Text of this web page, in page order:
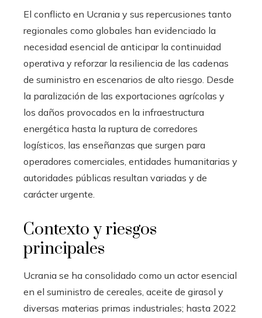
El conflicto en Ucrania y sus repercusiones tanto
regionales como globales han evidenciado la
necesidad esencial de anticipar la continuidad
operativa y reforzar la resiliencia de las cadenas
de suministro en escenarios de alto riesgo. Desde
la paralización de las exportaciones agrícolas y
los daños provocados en la infraestructura
energética hasta la ruptura de corredores
logísticos, las enseñanzas que surgen para
operadores comerciales, entidades humanitarias y
autoridades públicas resultan variadas y de
carácter urgente.
Contexto y riesgos
principales
Ucrania se ha consolidado como un actor esencial
en el suministro de cereales, aceite de girasol y
diversas materias primas industriales; hasta 2022